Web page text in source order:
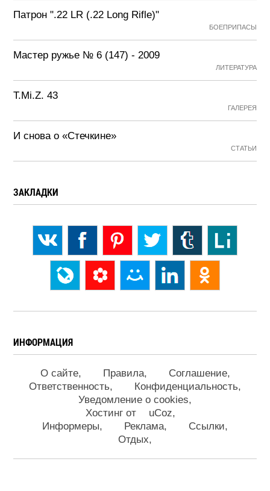
Патрон ".22 LR (.22 Long Rifle)"
БОЕПРИПАСЫ
Мастер ружье № 6 (147) - 2009
ЛИТЕРАТУРА
T.Mi.Z. 43
ГАЛЕРЕЯ
И снова о «Стечкине»
СТАТЬИ
ЗАКЛАДКИ
ИНФОРМАЦИЯ
О сайте Правила
Соглашение
Ответственность
Конфиденциальность
Уведомление о cookies
Хостинг от
uCoz
Информеры
Реклама
Ссылки
Отдых